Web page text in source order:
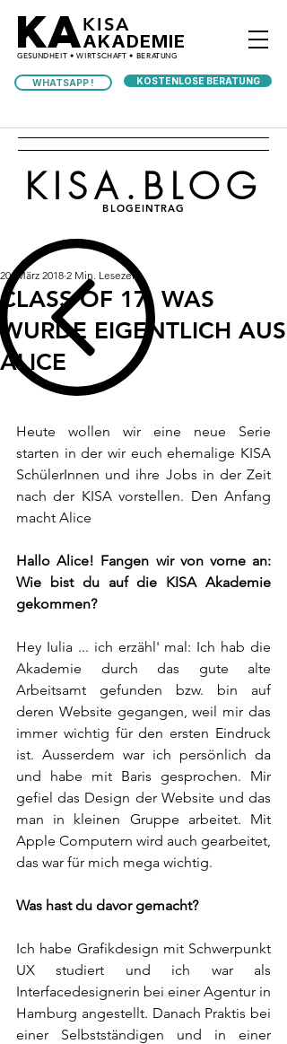
KAKISA
AKADEMIE
GESUNDHEIT • WIRTSCHAFT • BERATUNG
WHATSAPP ! KOSTENLOSE BERATUNG
BLOGEINTRAG
KISA.BLOG
CLASS OF 17: WAS
WURDE EIGENTLICH AUS
ALICE
20. März 2018 2 Min. Lesezeit
Heute wollen wir eine neue Serie
starten in der wir euch ehemalige KISA
SchülerInnen und ihre Jobs in der Zeit
nach der KISA vorstellen. Den Anfang
macht Alice
Hallo Alice! Fangen wir von vorne an:
Wie bist du auf die KISA Akademie
gekommen?
Hey Iulia ... ich erzähl' mal: Ich hab die
Akademie durch das gute alte
Arbeitsamt gefunden bzw. bin auf
deren Website gegangen, weil mir das
immer wichtig für den ersten Eindruck
ist. Ausserdem war ich persönlich da
und habe mit Baris gesprochen. Mir
gefiel das Design der Website und das
man in kleinen Gruppe arbeitet. Mit
Apple Computern wird auch gearbeitet,
das war für mich mega wichtig.
Was hast du davor gemacht?
Ich habe Grafikdesign mit Schwerpunkt
UX studiert und ich war als
Interfacedesignerin bei einer Agentur in
Hamburg angestellt. Danach Praktis bei
einer Selbstständigen und in einer